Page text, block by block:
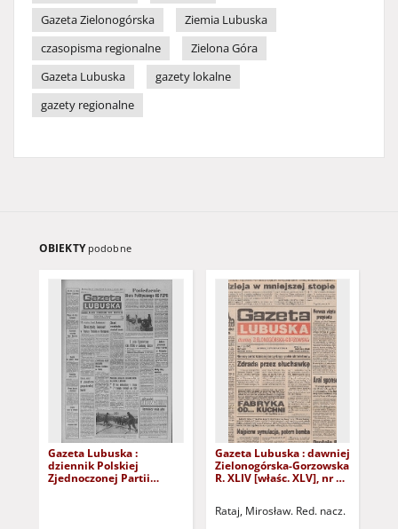
Gazeta Zielonogórska
Ziemia Lubuska
czasopisma regionalne
Zielona Góra
Gazeta Lubuska
gazety lokalne
gazety regionalne
OBIEKTY podobne
Gazeta Lubuska :
dziennik Polskiej
Zjednoczonej Partii
Gazeta Lubuska : dawniej
Zielonogórska-Gorzowska
R. XLIV [właśc. XLV], nr 52
Rataj, Mirosław. Red. nacz.